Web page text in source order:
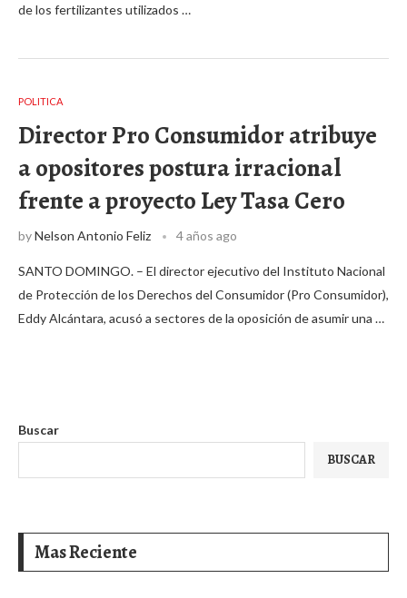
de los fertilizantes utilizados …
POLITICA
Director Pro Consumidor atribuye
a opositores postura irracional
frente a proyecto Ley Tasa Cero
byNelson Antonio Feliz 4 años ago
SANTO DOMINGO. – El director ejecutivo del Instituto Nacional
de Protección de los Derechos del Consumidor (Pro Consumidor),
Eddy Alcántara, acusó a sectores de la oposición de asumir una …
Buscar
BUSCAR
Mas Reciente